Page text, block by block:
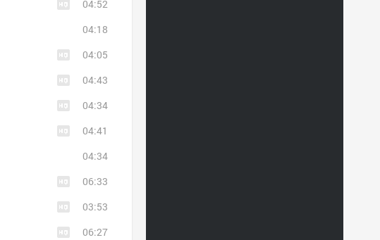
04:52
04:18
04:05
04:43
04:34
04:41
04:34
06:33
03:53
06:27